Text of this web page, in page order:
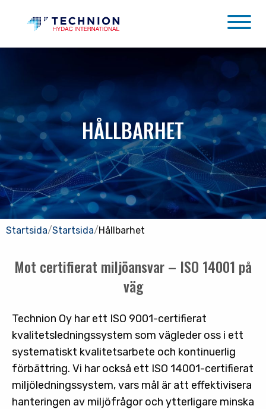
HÅLLBARHET
Startsida/Startsida/Hållbarhet
Mot certifierat miljöansvar – ISO 14001 på
väg
Technion Oy har ett ISO 9001-certifierat
kvalitetsledningssystem som vägleder oss i ett
systematiskt kvalitetsarbete och kontinuerlig
förbättring. Vi har också ett ISO 14001-certifierat
miljöledningssystem, vars mål är att effektivisera
hanteringen av miljöfrågor och ytterligare minska